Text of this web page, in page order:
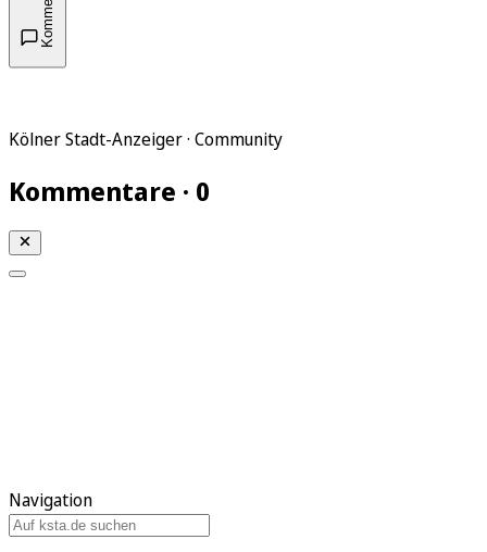
Kölner Stadt-Anzeiger · Community
Kommentare · 0
Navigation